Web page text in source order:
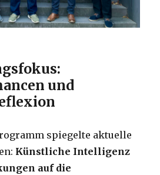
und
spiegelte aktuelle
Künstliche Intelligenz
auf die